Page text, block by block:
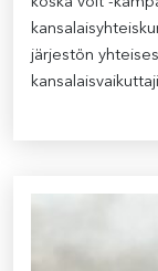
järjestön